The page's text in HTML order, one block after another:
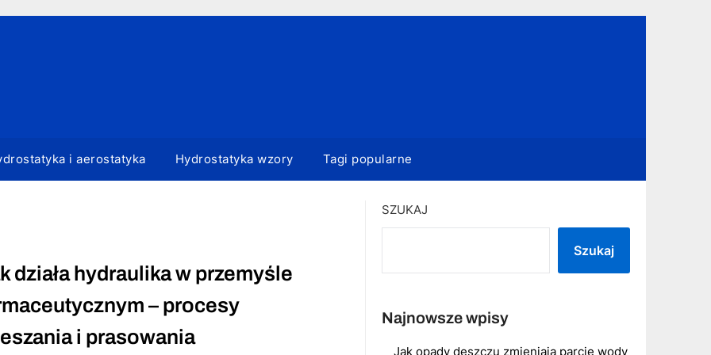
i aerostatyka Hydrostatyka wzory Tagi popularne
działa hydraulika w przemyśle
– procesy
i prasowania
SZUKAJ
Szukaj
Najnowsze wpisy
Jak opady deszczu zmieniają parcie wody